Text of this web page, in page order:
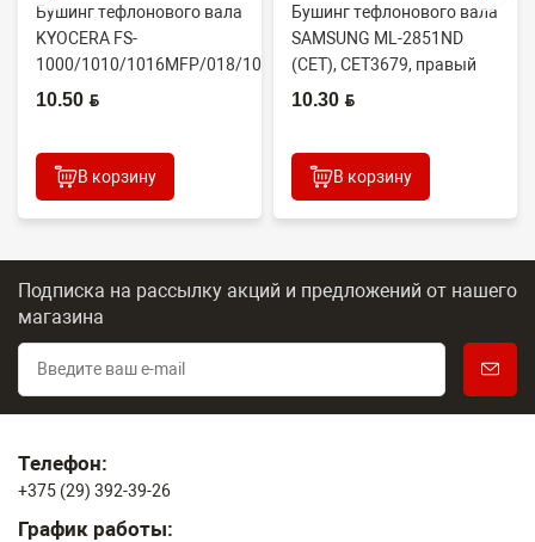
Бушинг тефлонового вала
KYOCERA FS-
1000/1010/1016MFP/018/1020/1030D
(CET), CET4313B, ...
10.50 BYN
В корзину
Бушинг тефлонового вала
SAMSUNG ML-2851ND
(CET), CET3679, правый
JC61-02335A
10.30 BYN
В корзину
Подписка на рассылку акций и предложений от нашего
магазина
Телефон:
+375 (29) 392-39-26
График работы: